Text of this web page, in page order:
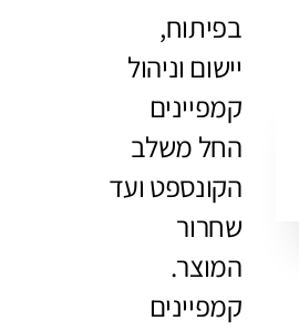
בפיתוח,
יישום וניהול
קמפיינים
החל משלב
הקונספט ועד
שחרור
המוצר.
קמפיינים